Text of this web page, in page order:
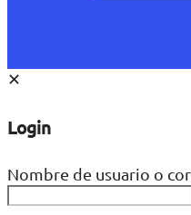
✕
Login
Nombre de usuario o